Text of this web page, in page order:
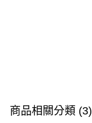
商品相關分類 (3)